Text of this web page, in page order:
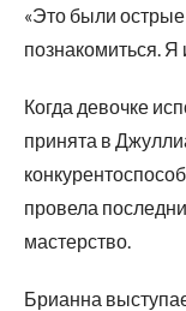
«Это были
познакомиться. Я
Когда девочке
принята в
провела
мастерство.
Брианна